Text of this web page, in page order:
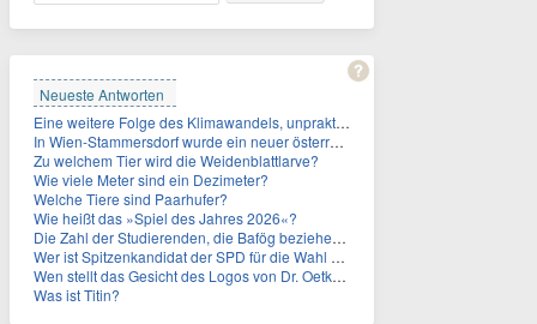
Neueste Antworten
Eine weitere Folge des Klimawandels, unpraktisch für Urlauber: Wo fehlt mittlerweile sogar das Trinkwasser?
In Wien-Stammersdorf wurde ein neuer österreichischer Temperaturrekord gemessen. Wie hoch war die Temperatur?
Zu welchem Tier wird die Weidenblattlarve?
Wie viele Meter sind ein Dezimeter?
Welche Tiere sind Paarhufer?
Wie heißt das »Spiel des Jahres 2026«?
Die Zahl der Studierenden, die Bafög beziehen, sinkt. Woran liegt das?
Wer ist Spitzenkandidat der SPD für die Wahl zum Berliner Abgeordnetenhaus im September 2026?
Wen stellt das Gesicht des Logos von Dr. Oetker dar?
Was ist Titin?